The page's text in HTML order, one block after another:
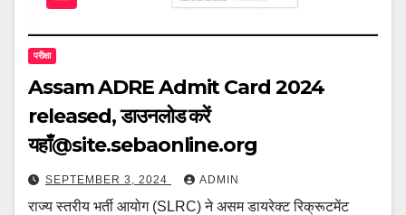
परीक्षा
Assam ADRE Admit Card 2024
released, डाउनलोड करें
यहाँ@site.sebaonline.org
SEPTEMBER 3, 2024 ADMIN
राज्य स्तरीय भर्ती आयोग (SLRC) ने असम डायरेक्ट रिक्रूटमेंट